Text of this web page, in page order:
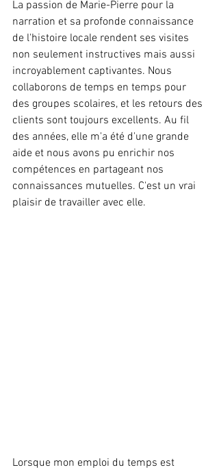
La passion de Marie-Pierre pour la
narration et sa profonde connaissance
de l'histoire locale rendent ses visites
non seulement instructives mais aussi
incroyablement captivantes. Nous
collaborons de temps en temps pour
des groupes scolaires, et les retours des
clients sont toujours excellents. Au fil
des années, elle m'a été d'une grande
aide et nous avons pu enrichir nos
compétences en partageant nos
connaissances mutuelles. C'est un vrai
plaisir de travailler avec elle.
Lorsque mon emploi du temps est